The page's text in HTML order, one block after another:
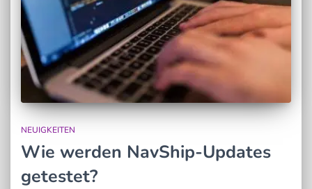
NEUIGKEITEN
Wie werden NavShip-Updates
getestet?